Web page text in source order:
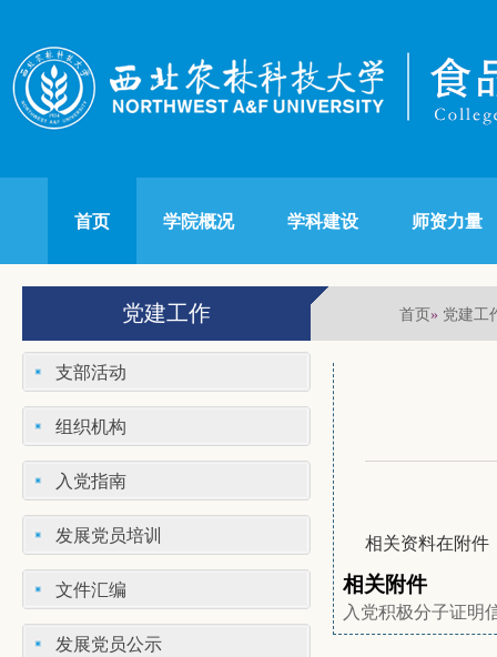
首页 学院概况 学科建设 师资力量
党建工作 首页» 党建工
支部活动
组织机构
入党指南
发展党员培训
文件汇编
发展党员公示
相关资料在附件
相关附件
入党积极分子证明